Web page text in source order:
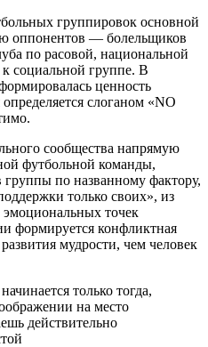
группировок основной
оппонентов — болельщиков
по расовой, национальной
социальной группе. В
ценность
слоганом «NO
сообщества напрямую
футбольной команды,
по названному фактору,
только своих», из
эмоциональных точек
формируется конфликтная
мудрости, чем человек
только тогда,
на место
действительно